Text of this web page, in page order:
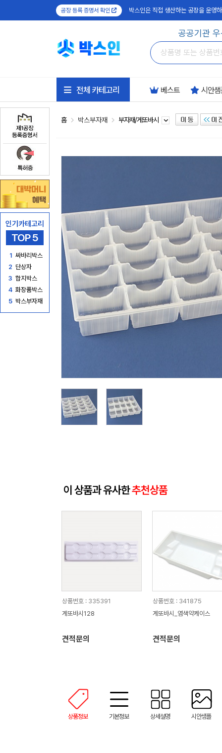
공장 등록 증명서 확인 박스인은 직접 생산하는 공장을 운영
공공기관
인기카테고리
TOP 5
1 싸바리박스
2 단상자
3 합지박스
4 화장품박스
5 박스부자재
전체 카테고리 베스트 시안
홈 박스부자재 부자재/게또바시
이 상품과 유사한추천상품
상품번호 : 335391
게또바시128
견적문의
상품번호 : 341875
게또바시_염색약케이스
견적문의
상품정보 기본정보 상세설명 시안샘플